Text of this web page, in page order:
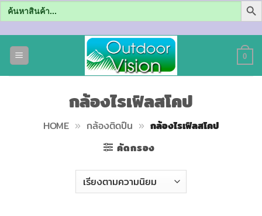
Search
for:
0
กล้องไรเฟิลสโคป
HOME » กล้องติดปืน » กล้องไรเฟิลสโคป
คัดกรอง